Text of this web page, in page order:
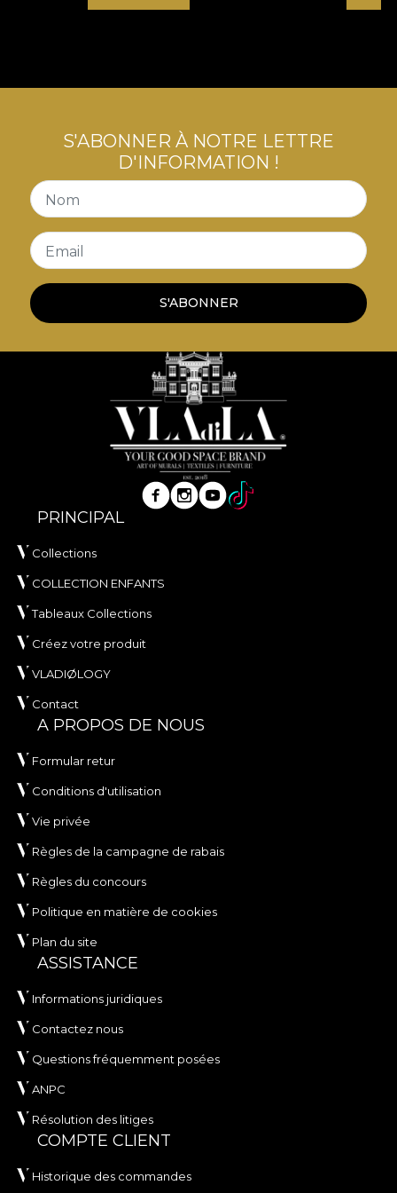
S'ABONNER À NOTRE LETTRE
D'INFORMATION !
Nom
Email
S'ABONNER
PRINCIPAL
Collections
COLLECTION ENFANTS
Tableaux Collections
Créez votre produit
VLADIØLOGY
Contact
A PROPOS DE NOUS
Formular retur
Conditions d'utilisation
Vie privée
Règles de la campagne de rabais
Règles du concours
Politique en matière de cookies
Plan du site
ASSISTANCE
Informations juridiques
Contactez nous
Questions fréquemment posées
ANPC
Résolution des litiges
COMPTE CLIENT
Historique des commandes